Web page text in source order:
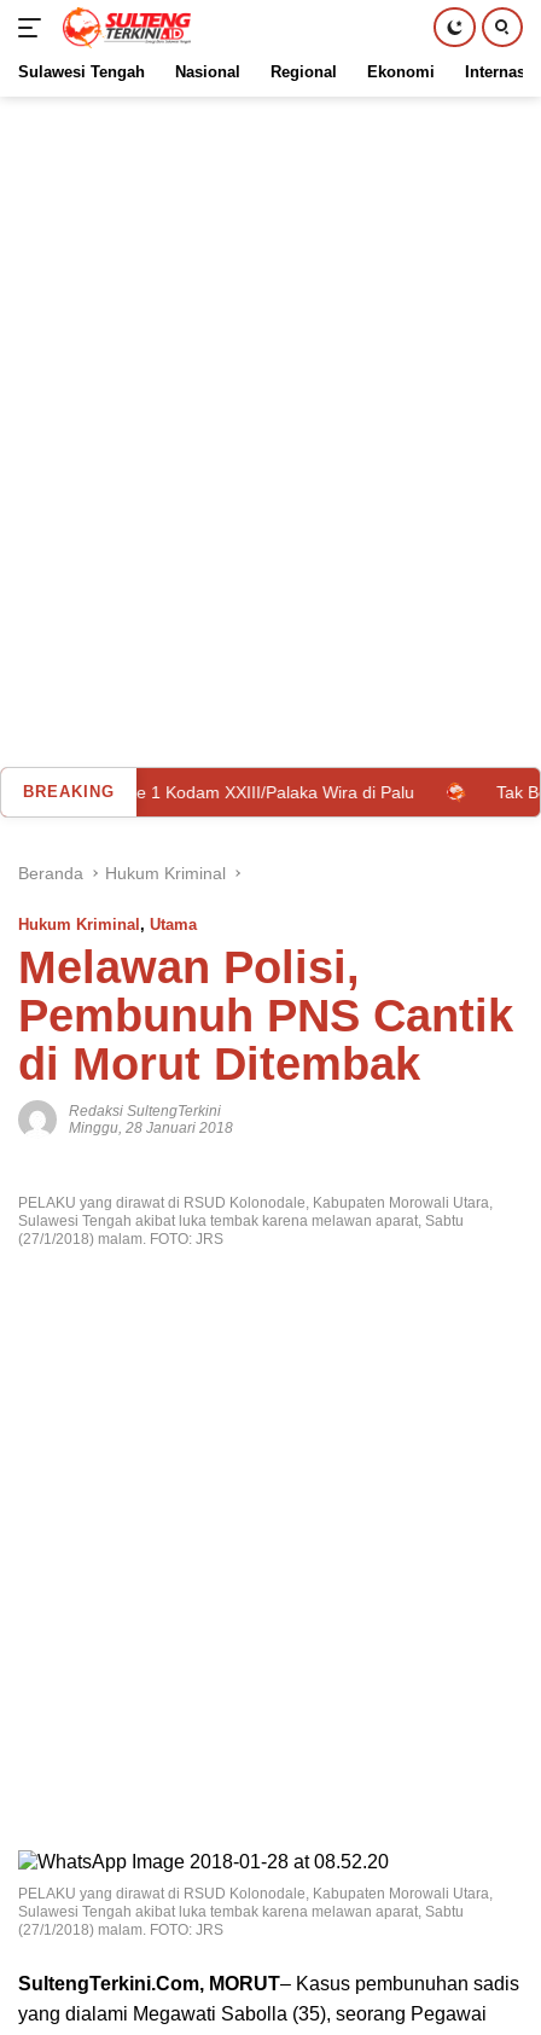
Sulawesi Tengah Nasional Regional Ekonomi
BREAKING
Kodam XXIII/Palaka Wira di Palu Tak Bergejala Bukan
Beranda Hukum Kriminal
Hukum Kriminal , Utama
Melawan Polisi,
Pembunuh PNS Cantik
di Morut Ditembak
Redaksi SultengTerkini
Minggu, 28 Januari 2018
PELAKU yang dirawat di RSUD Kolonodale, Kabupaten Morowali Utara,
Sulawesi Tengah akibat luka tembak karena melawan aparat, Sabtu
(27/1/2018) malam. FOTO: JRS
PELAKU yang dirawat di RSUD Kolonodale, Kabupaten Morowali Utara,
Sulawesi Tengah akibat luka tembak karena melawan aparat, Sabtu
(27/1/2018) malam. FOTO: JRS
SultengTerkini.Com, MORUT– Kasus pembunuhan sadis
yang dialami Megawati Sabolla (35), seorang Pegawai